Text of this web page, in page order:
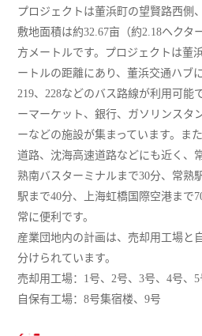
プロジェクトは董浜町の望賢路西側
敷地面積は約32.67亩（約2.18ヘクタ
方メートルです。プロジェクトは董
ートルの距離にあり、董浜交通ハブ
219、228などのバス路線が利用可能
ーマーケット、銀行、ガソリンスタ
ーなどの施設が集まっています。ま
道路、沈海高速道路などにも近く、
熟南バスターミナルまで30分、常熟
駅まで40分、上海虹橋国際空港まで
常に便利です。
産業団地内の計画は、売却用工場と
分けられています。
売却用工場：1号、2号、3号、4号、
自保有工場：8号集宿楼、9号